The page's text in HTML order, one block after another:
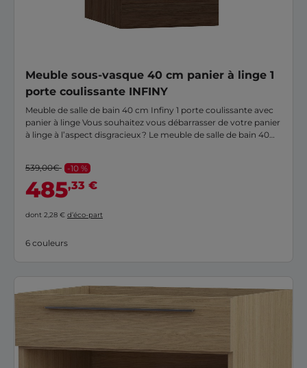
Meuble sous-vasque 40 cm panier à linge 1
porte coulissante INFINY
Meuble de salle de bain 40 cm Infiny 1 porte coulissante avec
panier à linge Vous souhaitez vous débarrasser de votre panier
à linge à l’aspect disgracieux ? Le meuble de salle de bain 40
prendre en main, il se coordonne avec les autres meubles de
la gamme Infiny.
539,00€ -10 %
485,33 €
dont 2,28 € d’éco-part
6 couleurs